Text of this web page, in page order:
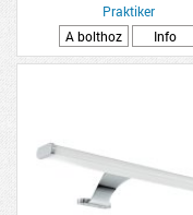
Praktiker
A bolthoz
Info